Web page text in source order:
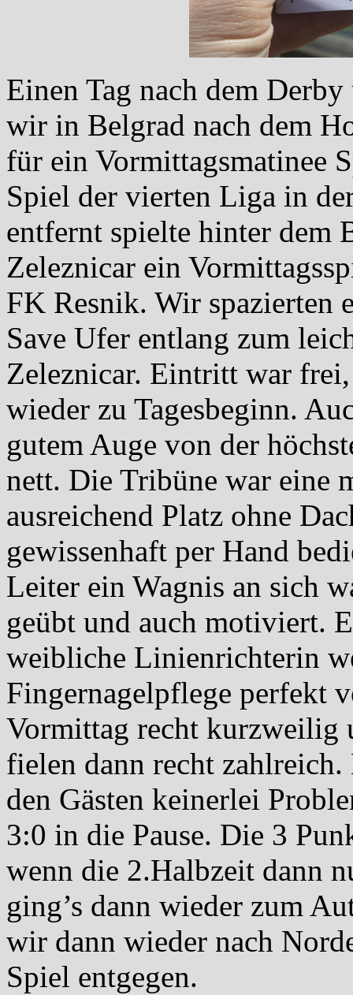
Einen Tag nach dem
wir in Belgrad nach dem
für ein Vormittagsmatinee
Spiel der vierten Liga in
entfernt spielte hinter dem
Zeleznicar ein
FK Resnik. Wir spazierten
Save Ufer entlang zum
Zeleznicar. Eintritt war
wieder zu Tagesbeginn.
gutem Auge von der
nett. Die Tribüne war eine
ausreichend Platz ohne
gewissenhaft per Hand
Leiter ein Wagnis an sich
geübt und auch motiviert.
weibliche Linienrichterin
Fingernagelpflege perfekt
Vormittag recht kurzweilig
fielen dann recht
den Gästen keinerlei
3:0 in die Pause. Die 3
wenn die 2.Halbzeit dann
ging’s dann wieder zum
wir dann wieder nach
Spiel entgegen.